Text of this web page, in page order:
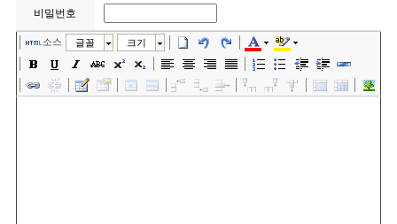
비밀번호
소스 글꼴 크기